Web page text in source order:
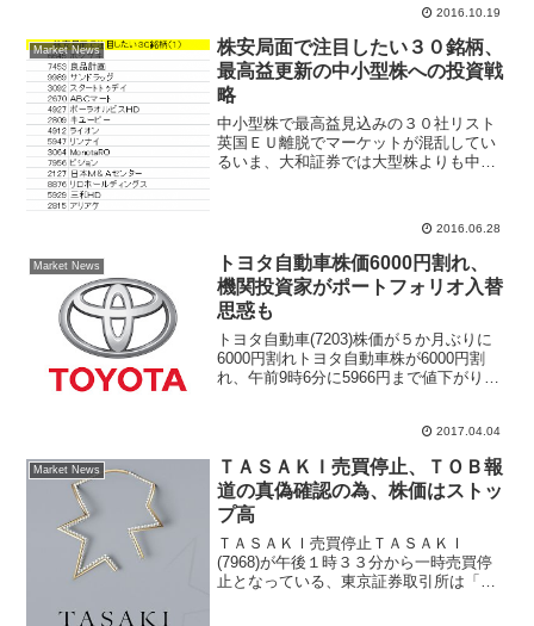
業績見通しが弱いことで日本... 2016.10.19
Market News
株安局面で注目したい３０銘柄、
最高益更新の中小型株への投資戦
略
中小型株で最高益見込みの３０社リスト
英国ＥＵ離脱でマーケットが混乱してい
るいま、大和証券では大型株よりも中小
のパフォーマンスを比較すると、TOPIX
2016.06.28
Market News
トヨタ自動車株価6000円割れ、
機関投資家がポートフォリオ入替
思惑も
トヨタ自動車(7203)株価が５か月ぶりに
6000円割れトヨタ自動車株が6000円割
れ、午前9時6分に5966円まで値下がりす
プ政権が外交にシフトすると日本車に
2017.04.04
Market News
ＴＡＳＡＫＩ売買停止、ＴＯＢ報
道の真偽確認の為、株価はストッ
プ高
ＴＡＳＡＫＩ売買停止ＴＡＳＡＫＩ
(7968)が午後１時３３分から一時売買停
止となっている、東京証券取引所は「公